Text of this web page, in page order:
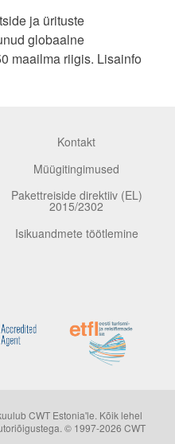
ja ürituste
globaalne
maailma riigis. Lisainfo
Kontakt
Müügitingimused
Pakettreiside direktiiv (EL)
2015/2302
Isikuandmete töötlemine
CWT Estonia'le. Kõik lehel
© 1997-2026 CWT